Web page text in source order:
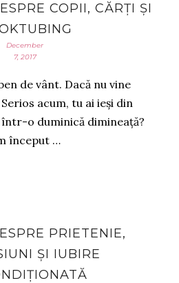
COPII, CĂRȚI ȘI
December
7, 2017
de vânt. Dacă nu vine
acum, tu ai ieși din
într-o duminică dimineață?
început …
PRIETENIE,
ȘI IUBIRE